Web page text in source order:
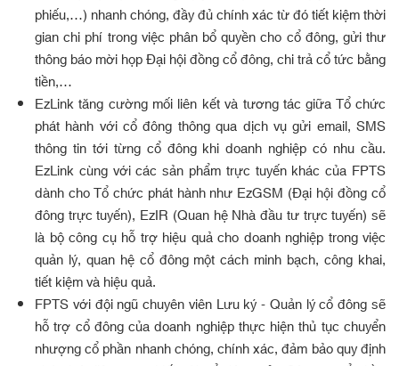
phiếu,…) nhanh chóng, đầy đủ chính xác từ đó tiết kiệm thời
gian chi phí trong việc phân bổ quyền cho cổ đông, gửi thư
thông báo mời họp Đại hội đồng cổ đông, chi trả cổ tức bằng
tiền,…
EzLink tăng cường mối liên kết và tương tác giữa Tổ chức
phát hành với cổ đông thông qua dịch vụ gửi email, SMS
thông tin tới từng cổ đông khi doanh nghiệp có nhu cầu.
EzLink cùng với các sản phẩm trực tuyến khác của FPTS
dành cho Tổ chức phát hành như EzGSM (Đại hội đồng cổ
đông trực tuyến), EzIR (Quan hệ Nhà đầu tư trực tuyến) sẽ
là bộ công cụ hỗ trợ hiệu quả cho doanh nghiệp trong việc
quản lý, quan hệ cổ đông một cách minh bạch, công khai,
tiết kiệm và hiệu quả.
FPTS với đội ngũ chuyên viên Lưu ký - Quản lý cổ đông sẽ
hỗ trợ cổ đông của doanh nghiệp thực hiện thủ tục chuyển
nhượng cổ phần nhanh chóng, chính xác, đảm bảo quy định